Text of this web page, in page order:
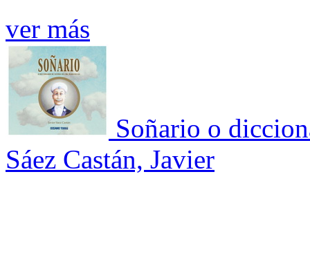
ver más
Soñario o
Sáez Castán, Javier